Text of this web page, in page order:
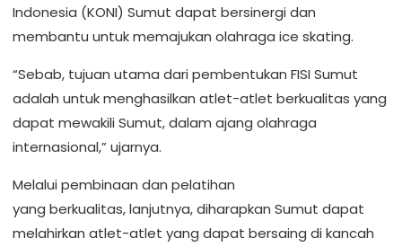
Indonesia (KONI) Sumut dapat bersinergi dan
membantu untuk memajukan olahraga ice skating.
“Sebab, tujuan utama dari pembentukan FISI Sumut
adalah untuk menghasilkan atlet-atlet berkualitas yang
dapat mewakili Sumut, dalam ajang olahraga
internasional,” ujarnya.
Melalui pembinaan dan pelatihan
yang berkualitas, lanjutnya, diharapkan Sumut dapat
melahirkan atlet-atlet yang dapat bersaing di kancah